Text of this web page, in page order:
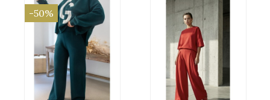
-50%